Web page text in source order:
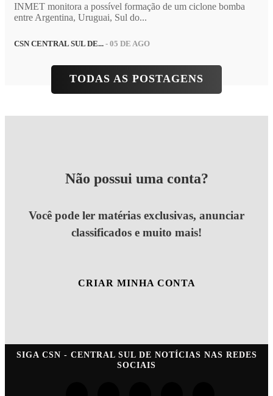
INMET monitora a possível formação de um ciclone bomba
entre Argentina, Uruguai, Sul do...
CSN CENTRAL SUL DE... - 05 DE AGO
TODAS AS POSTAGENS
Não possui uma conta?
Você pode ler matérias exclusivas, anunciar
classificados e muito mais!
CRIAR MINHA CONTA
SIGA CSN - CENTRAL SUL DE NOTÍCIAS NAS REDES
SOCIAIS